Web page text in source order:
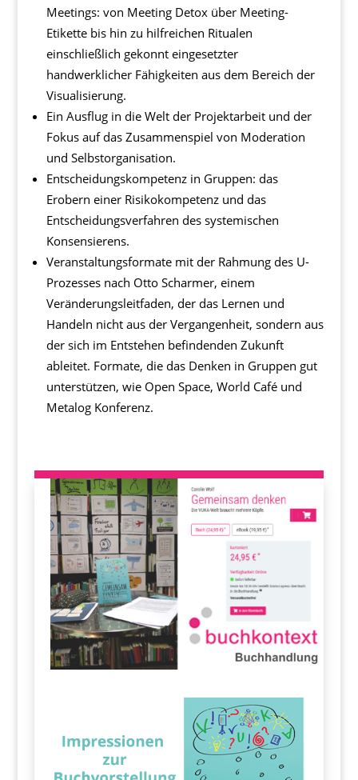
Meetings: von Meeting Detox über Meeting-
Etikette bis hin zu hilfreichen Ritualen
einschließlich gekonnt eingesetzter
handwerklicher Fähigkeiten aus dem Bereich der
Visualisierung.
Ein Ausflug in die Welt der Projektarbeit und der
Fokus auf das Zusammenspiel von Moderation
und Selbstorganisation.
Entscheidungskompetenz in Gruppen: das
Erobern einer Risikokompetenz und das
Entscheidungsverfahren des systemischen
Konsensierens.
Veranstaltungsformate mit der Rahmung des U-
Prozesses nach Otto Scharmer, einem
Veränderungsleitfaden, der das Lernen und
Handeln nicht aus der Vergangenheit, sondern aus
der sich im Entstehen befindenden Zukunft
ableitet. Formate, die das Denken in Gruppen gut
unterstützen, wie Open Space, World Café und
Metalog Konferenz.